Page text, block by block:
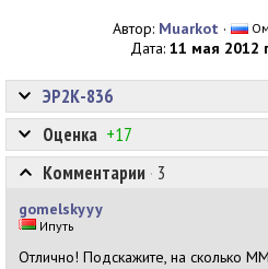
Автор: Muarkot ·
Дата: 11 мая 2012
Оценка +17
ЭР2К-836
Комментарии · 3
gomelskyyy
Ипуть
Отлично! Подскажите, на сколько